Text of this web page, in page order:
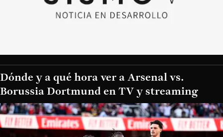
Dónde y a qué hora ver a Arsenal vs.
Borussia Dortmund en TV y streaming